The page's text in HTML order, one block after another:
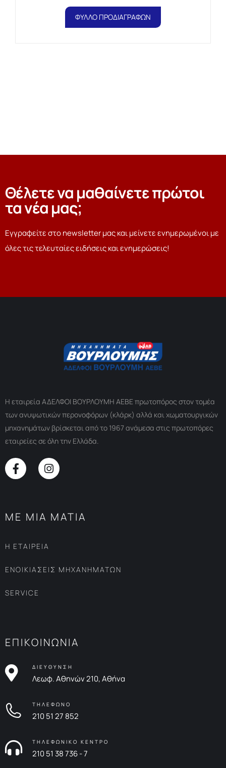
ΦΥΛΛΟ ΠΡΟΔΙΑΓΡΑΦΩΝ
Θέλετε να μαθαίνετε πρώτοι
τα νέα μας;
Εγγραφείτε στο newsletter μας και μείνετε ενημερωμένοι με
όλες τις τελευταίες ειδήσεις και ενημερώσεις!
Η εταιρεία ΑΔΕΛΦΟΙ ΒΟΥΡΛΟΥΜΗ ΑΕΒΕ πρωτοπόρος στον τομέα
των ανυψωτικών περονοφόρων (κλάρκ) αλλά και χωματουργικών
μηχανημάτων βρίσκεται από το 1967 ανάμεσα στις πρωτοπόρες
εταιρείες σε όλη την Ελλάδα.
ΜΕ ΜΙΑ ΜΑΤΙΑ
Η ΕΤΑΙΡΕΙΑ
ΕΝΟΙΚΙΑΣΕΙΣ ΜΗΧΑΝΗΜΑΤΩΝ
SERVICE
ΕΠΙΚΟΙΝΩΝΙΑ
ΔΙΕΥΘΥΝΣΗ
Λεωφ. Αθηνών 210, Αθήνα
ΤΗΛΕΦΩΝΟ
210 51 27 852
ΤΗΛΕΦΩΝΙΚΟ ΚΕΝΤΡΟ
210 51 38 736 - 7